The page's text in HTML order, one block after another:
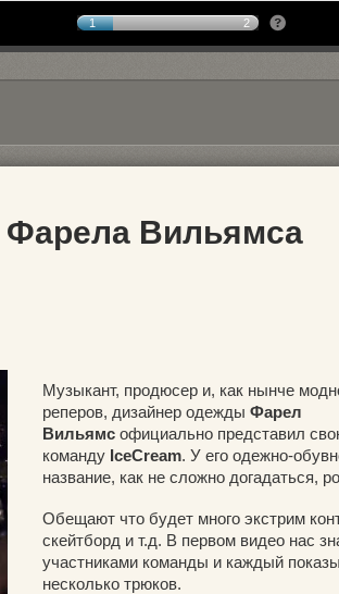
1 2
Фарела Вильямса
Музыкант, продюсер и, как нынче
реперов, дизайнер одежды Фарел
Вильямс официально представил
команду IceCream. У его одежно-
название, как не сложно догадаться,
Обещают что будет много экстрим
скейтборд и т.д. В первом видео нас
участниками команды и каждый
несколько трюков.